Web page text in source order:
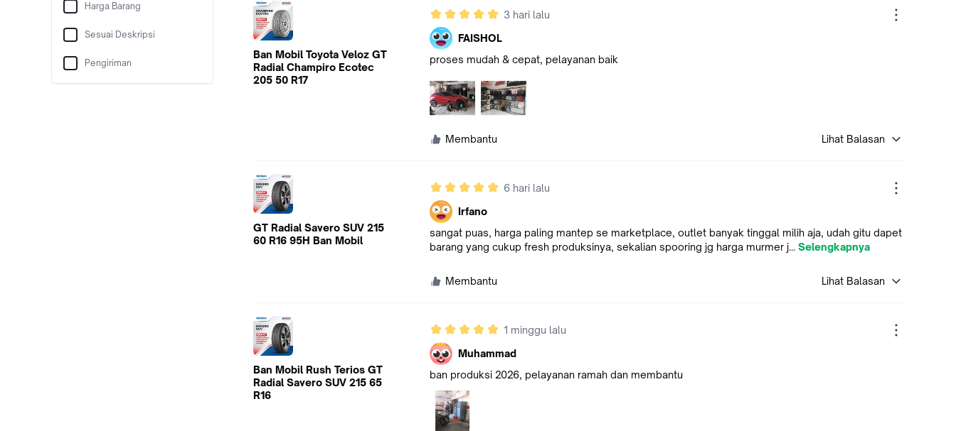
Harga Barang
Sesuai Deskripsi
Pengiriman
Ban Mobil Toyota Veloz GT
Radial Champiro Ecotec
205 50 R17
3 hari lalu
FAISHOL
proses mudah & cepat, pelayanan baik
Membantu Lihat Balasan
GT Radial Savero SUV 215
60 R16 95H Ban Mobil
6 hari lalu
Irfano
sangat puas, harga paling mantep se marketplace, outlet banyak tinggal milih aja, udah gitu dapet
barang yang cukup fresh produksinya, sekalian spooring jg harga murmer j... Selengkapnya
Membantu Lihat Balasan
Ban Mobil Rush Terios GT
Radial Savero SUV 215 65
R16
1 minggu lalu
Muhammad
ban produksi 2026, pelayanan ramah dan membantu